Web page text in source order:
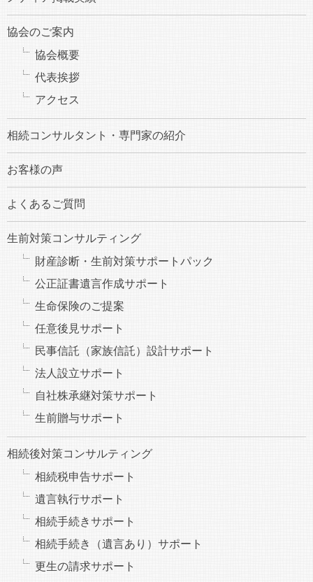
協会のご案内
協会概要
代表挨拶
アクセス
相続コンサルタント・専門家の紹介
お客様の声
よくあるご質問
生前対策コンサルティング
財産診断・生前対策サポートパック
公正証書遺言作成サポート
生命保険のご提案
任意後見サポート
民事信託（家族信託）設計サポート
法人設立サポート
自社株承継対策サポート
生前贈与サポート
相続後対策コンサルティング
相続税申告サポート
遺言執行サポート
相続手続きサポート
相続手続き（遺言あり）サポート
更生の請求サポート